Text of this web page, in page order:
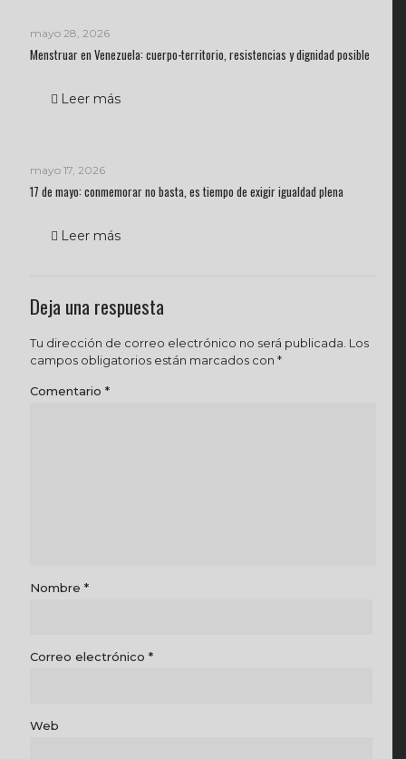
mayo 28, 2026
Menstruar en Venezuela: cuerpo-territorio, resistencias y dignidad posible
Leer más
mayo 17, 2026
17 de mayo: conmemorar no basta, es tiempo de exigir igualdad plena
Leer más
Deja una respuesta
Tu dirección de correo electrónico no será publicada. Los
campos obligatorios están marcados con *
Comentario *
Nombre *
Correo electrónico *
Web